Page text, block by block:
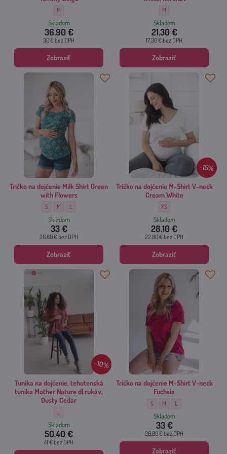
Tehotenské tričko na dojčenie Tummy Beige - Veľkosť:
M
Skladom
36.90 €
30 €bez DPH
Zobraziť
Tehotenské tričko Belly
M
Skladom
21.30 €
17.30 €bez DPH
Zobraziť
Tričko na dojčenie Milk Shirt Green
with Flowers
Tričko na dojčenie Milk Shirt Green with Flowers - Veľkosť:
S Tričko na dojčenie Milk Shirt Green with Flowers - Veľkosť:
M Tričko na dojčenie Milk Shirt Green with Flowers - Veľkosť:
L
Skladom
33 €
26.80 €bez DPH
Zobraziť
15%
Tričko na dojčenie M-Shirt V-neck
Cream White
Tričko na dojčenie M-Shirt
XS
Skladom
28.10 €
22.80 €bez DPH
Zobraziť
10%
Tunika na dojčenie, tehotenská
tunika Mother Nature dl.rukáv,
Dusty Cedar
Tunika na dojčenie, tehotenská tunika Mother Nature dl.rukáv, Dusty
L
Skladom
50.40 €
41 €bez DPH
Tričko na dojčenie M-Shirt V-neck
Fuchsia
Tričko na dojčenie M-Shirt V-
S Tričko na dojčenie M-Shirt
M Tričko na dojčenie M-
L
Skladom
33 €
26.80 €bez DPH
Zobraziť